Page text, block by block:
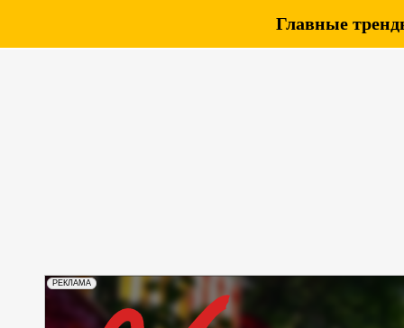
РЕКЛАМА
Главные